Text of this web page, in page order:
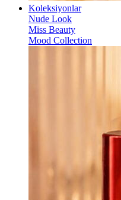
Koleksiyonlar
Nude Look
Miss Beauty
Mood Collection